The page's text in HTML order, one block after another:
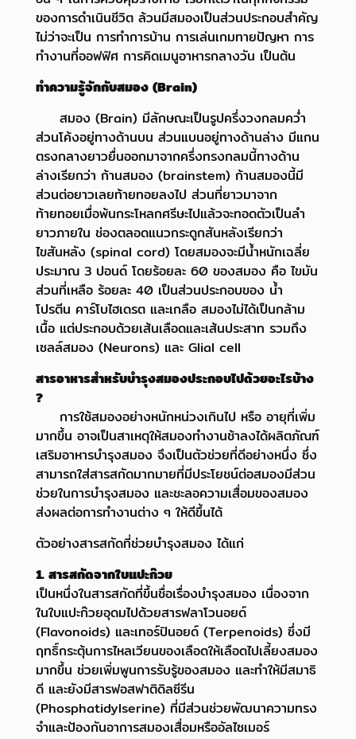
ของการดำเนินชีวิต ล้วนมีสมองเป็นส่วนประกอบสำคัญ
ไม่ว่าจะเป็น การทำการบ้าน การเล่นเกมทายปัญหา การ
ทำงานที่ออฟฟิศ การคิดเมนูอาหารกลางวัน เป็นต้น
ทำความรู้จักกับสมอง (Brain)
สมอง (Brain) มีลักษณะเป็นรูปครึ่งวงกลมคว่ำ
ส่วนโค้งอยู่ทางด้านบน ส่วนแบนอยู่ทางด้านล่าง มีแกน
ตรงกลางยาวยื่นออกมาจากครึ่งทรงกลมนี้ทางด้าน
ล่างเรียกว่า ก้านสมอง (brainstem) ก้านสมองนี้มี
ส่วนต่อยาวเลยท้ายทอยลงไป ส่วนที่ยาวมาจาก
ท้ายทอยเมื่อพ้นกระโหลกศรีษะไปแล้วจะทอดตัวเป็นลำ
ยาวภายใน ช่องตลอดแนวกระดูกสันหลังเรียกว่า
ไขสันหลัง (spinal cord) โดยสมองจะมีน้ำหนักเฉลี่ย
ประมาณ 3 ปอนด์ โดยร้อยละ 60 ของสมอง คือ ไขมัน
ส่วนที่เหลือ ร้อยละ 40 เป็นส่วนประกอบของ น้ำ
โปรตีน คาร์โบไฮเดรต และเกลือ สมองไม่ได้เป็นกล้าม
เนื้อ แต่ประกอบด้วยเส้นเลือดและเส้นประสาท รวมถึง
เซลล์สมอง (Neurons) และ Glial cell
สารอาหารสำหรับบำรุงสมองประกอบไปด้วยอะไรบ้าง
?
การใช้สมองอย่างหนักหน่วงเกินไป หรือ อายุที่เพิ่ม
มากขึ้น อาจเป็นสาเหตุให้สมองทำงานช้าลงได้ผลิตภัณฑ์
เสริมอาหารบำรุงสมอง จึงเป็นตัวช่วยที่ดีอย่างหนึ่ง ซึ่ง
สามารถใส่สารสกัดมากมายที่มีประโยชน์ต่อสมองมีส่วน
ช่วยในการบำรุงสมอง และชะลอความเสื่อมของสมอง
ส่งผลต่อการทำงานต่าง ๆ ให้ดีขึ้นได้
ตัวอย่างสารสกัดที่ช่วยบำรุงสมอง ได้แก่
1. สารสกัดจากใบแปะก๊วย
เป็นหนึ่งในสารสกัดที่ขึ้นชื่อเรื่องบำรุงสมอง เนื่องจาก
ในใบแปะก๊วยอุดมไปด้วยสารฟลาโวนอยด์
(Flavonoids) และเทอร์ปินอยด์ (Terpenoids) ซึ่งมี
ฤทธิ์กระตุ้นการไหลเวียนของเลือดให้เลือดไปเลี้ยงสมอง
มากขึ้น ช่วยเพิ่มพูนการรับรู้ของสมอง และทำให้มีสมาธิ
ดี และยังมีสารฟอสฟาติดิลซีรีน
(Phosphatidylserine) ที่มีส่วนช่วยพัฒนาความทรง
จำและป้องกันอาการสมองเสื่อมหรืออัลไซเมอร์